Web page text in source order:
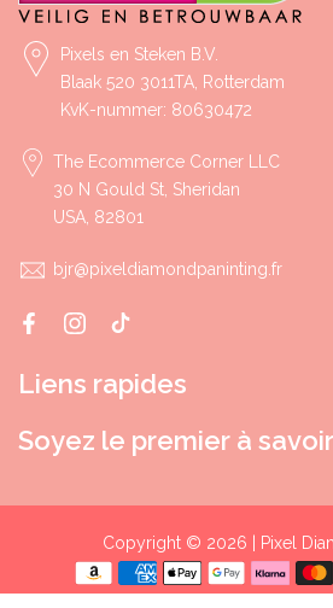
Pixels en Steken B.V.
Blaak 520 3011TA, Rotterdam
KvK-nummer: 80630472
The Ecommerce Corner LLC
30 N Gould St, Sheridan
USA, 82801
bjr@pixeldiamondpaninting.fr
Liens rapides
Soyez le premier à savoir
Copyright © 2026 | Pixel